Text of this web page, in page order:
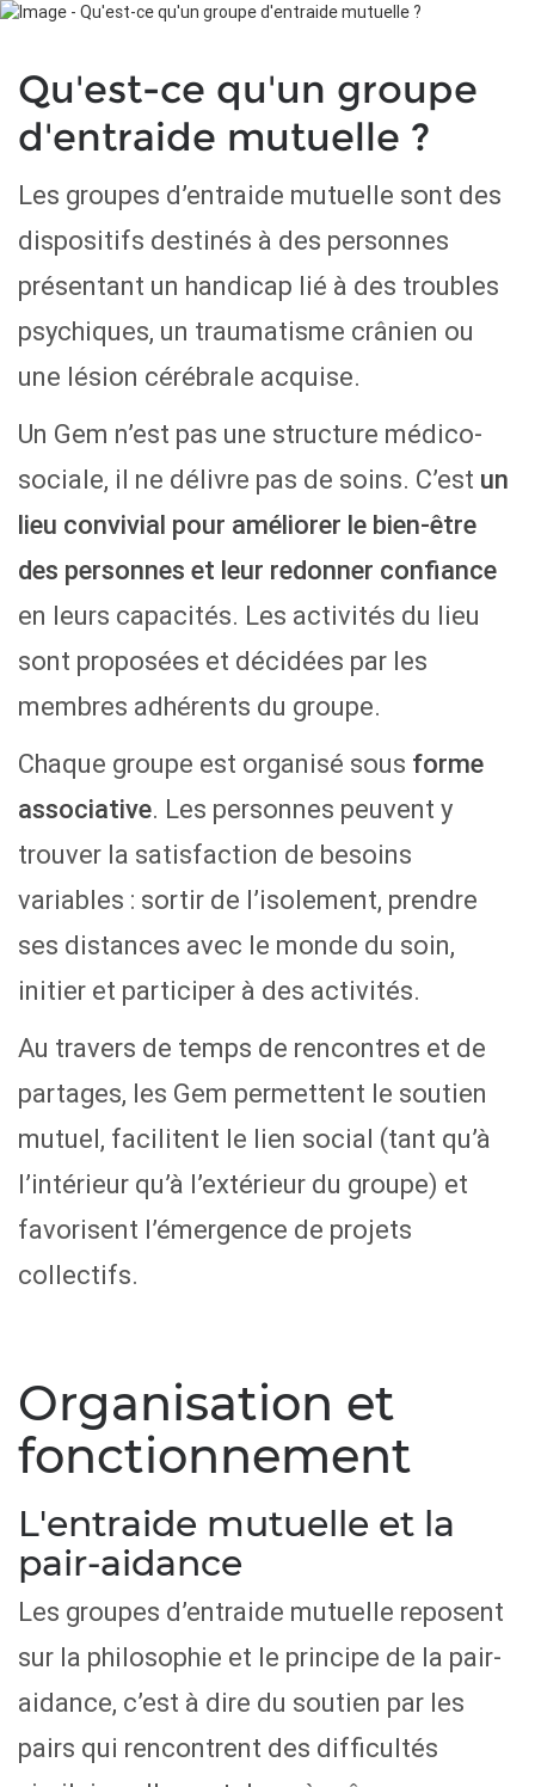
Qu'est-ce qu'un groupe
d'entraide mutuelle ?
Les groupes d’entraide mutuelle sont des
dispositifs destinés à des personnes
présentant un handicap lié à des troubles
psychiques, un traumatisme crânien ou
une lésion cérébrale acquise.
Un Gem n’est pas une structure médico-
sociale, il ne délivre pas de soins. C’est un
lieu convivial pour améliorer le bien-être
des personnes et leur redonner confiance
en leurs capacités. Les activités du lieu
sont proposées et décidées par les
membres adhérents du groupe.
Chaque groupe est organisé sous forme
associative. Les personnes peuvent y
trouver la satisfaction de besoins
variables : sortir de l’isolement, prendre
ses distances avec le monde du soin,
initier et participer à des activités.
Au travers de temps de rencontres et de
partages, les Gem permettent le soutien
mutuel, facilitent le lien social (tant qu’à
l’intérieur qu’à l’extérieur du groupe) et
favorisent l’émergence de projets
collectifs.
Organisation et
fonctionnement
L'entraide mutuelle et la
pair-aidance
Les groupes d’entraide mutuelle reposent
sur la philosophie et le principe de la pair-
aidance, c’est à dire du soutien par les
pairs qui rencontrent des difficultés